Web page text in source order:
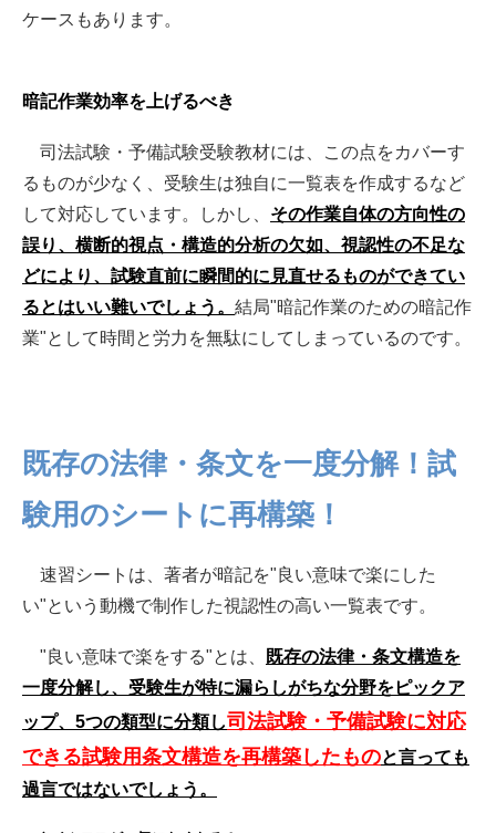
ケースもあります。
暗記作業効率を上げるべき
司法試験・予備試験受験教材には、この点をカバーす
るものが少なく、受験生は独自に一覧表を作成するなど
して対応しています。しかし、 その作業自体の方向性の
誤り、横断的視点・構造的分析の欠如、視認性の不足な
どにより、試験直前に瞬間的に見直せるものができてい
るとはいい難いでしょう。 結局"暗記作業のための暗記作
業"として時間と労力を無駄にしてしまっているのです。
既存の法律・条文を一度分解！試
験用のシートに再構築！
速習シートは、著者が暗記を"良い意味で楽にした
い"という動機で制作した視認性の高い一覧表です。
"良い意味で楽をする"とは、
既存の法律・条文構造を
一度分解し、受験生が特に漏らしがちな分野をピックア
ップ、5つの類型に分類し司法試験・予備試験に対応
できる試験用条文構造を再構築したものと言っても
過言ではないでしょう。